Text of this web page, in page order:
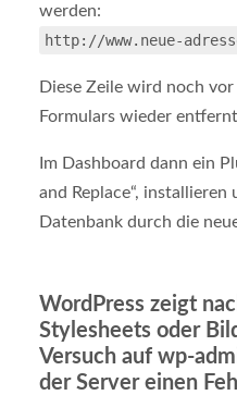
werden:
http://www.neue-
Diese Zeile wird noch
Formulars wieder
Im Dashboard dann ein
and Replace“,
Datenbank durch die
WordPress zeigt
Stylesheets oder
Versuch auf wp-
der Server einen